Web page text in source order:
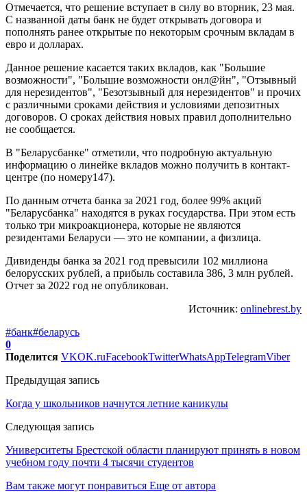
Отмечается, что решение вступает в силу во вторник, 23 мая.
С названной даты банк не будет открывать договора и
пополнять ранее открытые по некоторым срочным вкладам в
евро и долларах.
Данное решение касается таких вкладов, как "Большие
возможности", "Большие возможности онл@йн", "Отзывный
для нерезидентов", "Безотзывный для нерезидентов" и прочих
с различными сроками действия и условиями депозитных
договоров. О сроках действия новых правил дополнительно
не сообщается.
В "Беларусбанке" отметили, что подробную актуальную
информацию о линейке вкладов можно получить в контакт-
центре (по номеру147).
По данным отчета банка за 2021 год, более 99% акций
"Беларусбанка" находятся в руках государства. При этом есть
только три микроакционера, которые не являются
резидентами Беларуси — это не компании, а физлица.
Дивиденды банка за 2021 год превысили 102 миллиона
белорусских рублей, а прибыль составила 386, 3 млн рублей.
Отчет за 2022 год не опубликован.
Источник: onlinebrest.by
#банк#беларусь
0
Поделится VKOK.ruFacebookTwitterWhatsAppTelegramViber
Предыдущая запись
Когда у школьников начнутся летние каникулы
Следующая запись
Университеты Брестской области планируют принять в новом
учебном году почти 4 тысячи студентов
Вам также могут понравиться Еще от автора